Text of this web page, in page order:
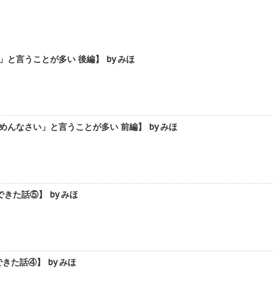
と言うことが多い 後編】 by みほ
んなさい」と言うことが多い 前編】 by みほ
きた話⑤】 by みほ
きた話④】 by みほ